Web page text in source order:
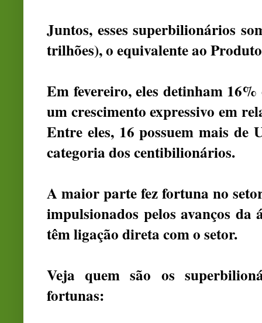
Juntos, esses superbilionários
trilhões), o equivalente ao
Em fevereiro, eles detinham
um crescimento expressivo em
Entre eles, 16 possuem mais de
categoria dos centibilionários.
A maior parte fez fortuna no
impulsionados pelos avanços da
têm ligação direta com o setor.
Veja quem são os
fortunas: